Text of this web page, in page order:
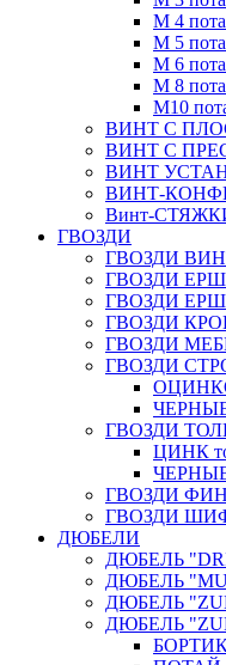
М 4
М 5
М 6
М 8
М10
ВИНТ С
ВИНТ С
ВИНТ
ВИНТ-
Винт-
ГВОЗДИ
ГВОЗДИ
ГВОЗДИ
ГВОЗДИ
ГВОЗДИ
ГВОЗДИ
ГВОЗДИ
ЧЕРНЫЕ
ГВОЗДИ
ЦИНК
ЧЕРНЫЕ
ГВОЗДИ
ГВОЗДИ
ДЮБЕЛИ
ДЮБЕЛЬ
ДЮБЕЛЬ
ДЮБЕЛЬ
ДЮБЕЛЬ
БОРТИК